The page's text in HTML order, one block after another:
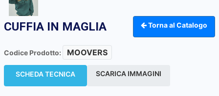
CUFFIA IN MAGLIA Torna al Catalogo
Codice Prodotto: MOOVERS
SCHEDA TECNICA SCARICA IMMAGINI